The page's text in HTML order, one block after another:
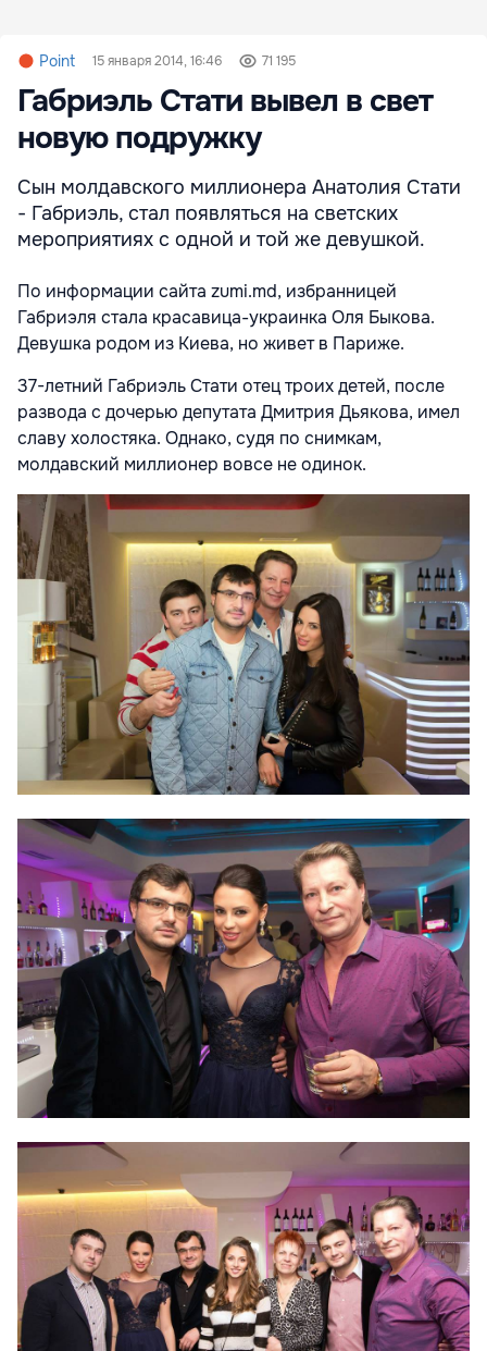
Point 15 января 2014, 16:46 71 195
Габриэль Стати вывел в свет
новую подружку
Сын молдавского миллионера Анатолия Стати
- Габриэль, стал появляться на светских
мероприятиях с одной и той же девушкой.
По информации сайта zumi.md, избранницей
Габриэля стала красавица-украинка Оля Быкова.
Девушка родом из Киева, но живет в Париже.
37-летний Габриэль Стати отец троих детей, после
развода с дочерью депутата Дмитрия Дьякова, имел
славу холостяка. Однако, судя по снимкам,
молдавский миллионер вовсе не одинок.